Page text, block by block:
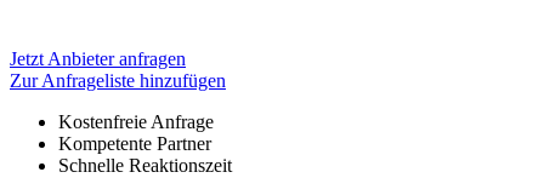
Jetzt Anbieter anfragen
Zur Anfrageliste hinzufügen
Kostenfreie Anfrage
Kompetente Partner
Schnelle Reaktionszeit